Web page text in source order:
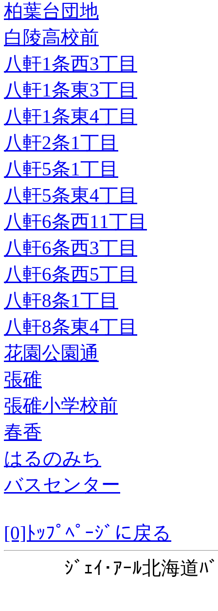
柏葉台団地
白陵高校前
八軒1条西3丁目
八軒1条東3丁目
八軒1条東4丁目
八軒2条1丁目
八軒5条1丁目
八軒5条東4丁目
八軒6条西11丁目
八軒6条西3丁目
八軒6条西5丁目
八軒8条1丁目
八軒8条東4丁目
花園公園通
張碓
張碓小学校前
春香
はるのみち
バスセンター
[0]ﾄｯﾌﾟﾍﾟｰｼﾞに戻る
ｼﾞｪｲ･ｱｰﾙ北海道